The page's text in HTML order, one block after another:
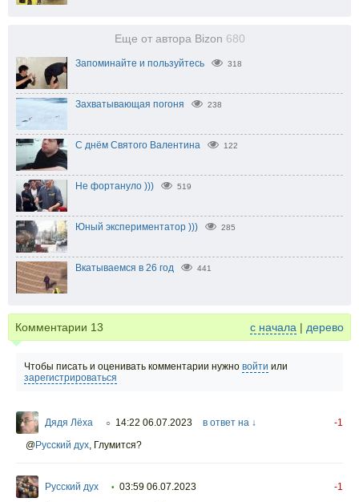
Еще от автора Bizon 680
Запоминайте и пользуйтесь 318
Захватывающая погоня 238
С днём Святого Валентина 122
Не фортануло ))) 519
Юный экспериментатор ))) 285
Вкатываемся в 26 год 441
Комментарии 13 с начала | дерево
Чтобы писать и оценивать комментарии нужно войти или
зарегистрироваться
Дядя Лёха ○ 14:22 06.07.2023 в ответ на ↓
-1
@Русский дух Глумится?
Русский дух • 03:59 06.07.2023
-1